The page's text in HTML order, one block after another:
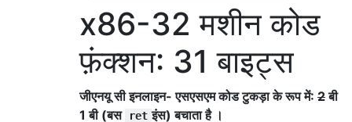
x86-32 मशीन कोड
फ़ंक्शन: 31 बाइट्स
जीएनयू सी इनलाइन- एसएसएम कोड टुकड़ा के रूप में: 2बी
1 बी (बस
ret इंस) बचाता है ।